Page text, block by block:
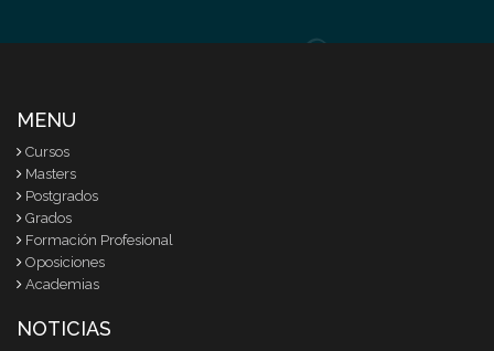
MENU
Cursos
Masters
Postgrados
Grados
Formación Profesional
Oposiciones
Academias
NOTICIAS